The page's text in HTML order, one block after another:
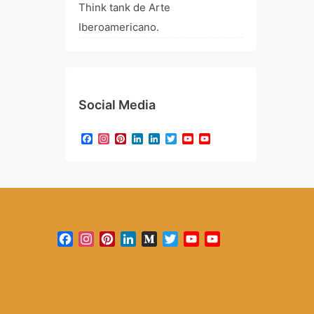
Think tank de Arte
Iberoamericano.
Social Media
Facebook
Instagram
Pinterest
LinkedIn
LinkedIn
TwitterYouTube
Facebook
Instagram
PinterestLinkedInMediumTwitterYouTube